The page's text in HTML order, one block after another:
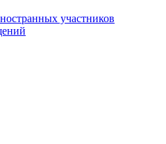
участников